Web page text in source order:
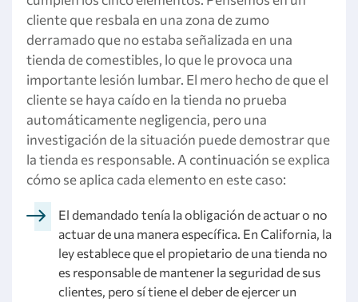
cliente que resbala en una zona de zumo
derramado que no estaba señalizada en una
tienda de comestibles, lo que le provoca una
importante lesión lumbar. El mero hecho de que el
cliente se haya caído en la tienda no prueba
automáticamente negligencia, pero una
investigación de la situación puede demostrar que
la tienda es responsable. A continuación se explica
cómo se aplica cada elemento en este caso:
El demandado tenía la obligación de actuar o no
actuar de una manera específica. En California, la
ley establece que el propietario de una tienda no
es responsable de mantener la seguridad de sus
clientes, pero sí tiene el deber de ejercer un